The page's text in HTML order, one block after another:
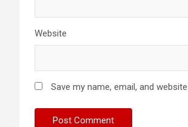
Website
Save my name, email, and